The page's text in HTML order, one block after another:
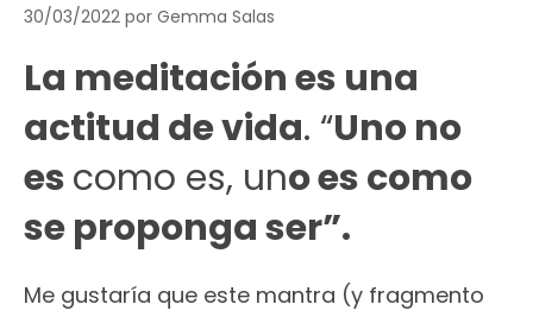
30/03/2022 por Gemma Salas
La meditación es una
actitud de vida. “Uno no
escomo es, uno es como
se proponga ser”.
Me gustaría que este mantra (y fragmento